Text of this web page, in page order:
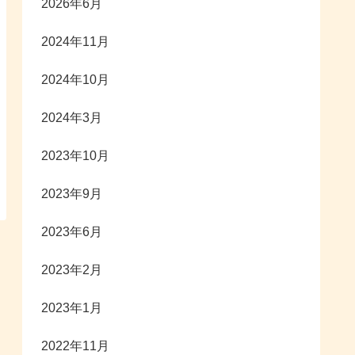
2026年6月
2024年11月
2024年10月
2024年3月
2023年10月
2023年9月
2023年6月
2023年2月
2023年1月
2022年11月